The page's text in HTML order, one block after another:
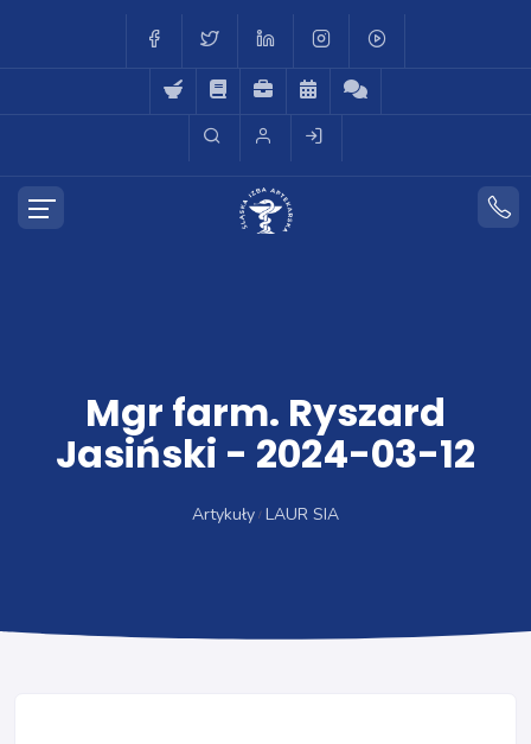
Mgr farm. Ryszard
Jasiński - 2024-03-12
Artykuły LAUR SIA